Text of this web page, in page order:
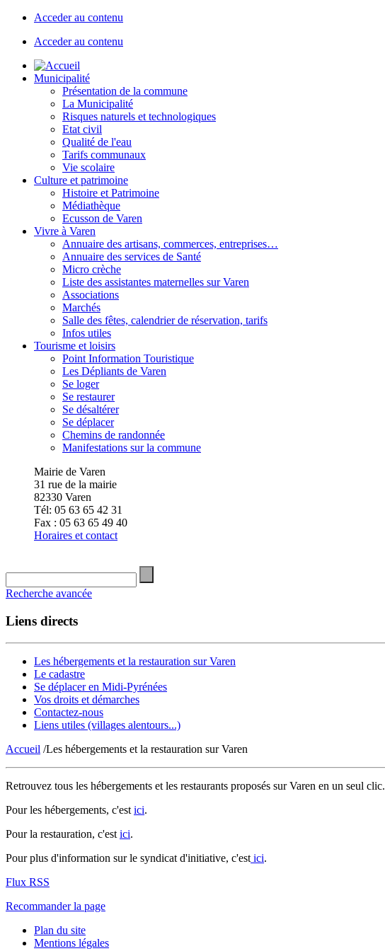
Acceder au contenu
Acceder au contenu
Municipalité
Présentation de la commune
La Municipalité
Risques naturels et technologiques
Etat civil
Qualité de l'eau
Tarifs communaux
Vie scolaire
Culture et patrimoine
Histoire et Patrimoine
Médiathèque
Ecusson de Varen
Vivre à Varen
Annuaire des artisans, commerces, entreprises…
Annuaire des services de Santé
Micro crèche
Liste des assistantes maternelles sur Varen
Associations
Marchés
Salle des fêtes, calendrier de réservation, tarifs
Infos utiles
Tourisme et loisirs
Point Information Touristique
Les Dépliants de Varen
Se loger
Se restaurer
Se désaltérer
Se déplacer
Chemins de randonnée
Manifestations sur la commune
Mairie de Varen
31 rue de la mairie
82330 Varen
Tél: 05 63 65 42 31
Fax : 05 63 65 49 40
Horaires et contact
Recherche avancée
Liens directs
Les hébergements et la restauration sur Varen
Le cadastre
Se déplacer en Midi-Pyrénées
Vos droits et démarches
Contactez-nous
Liens utiles (villages alentours...)
Accueil /Les hébergements et la restauration sur Varen
Retrouvez tous les hébergements et les restaurants proposés sur Varen en un seul clic.
Pour les hébergements, c'est ici.
Pour la restauration, c'est ici.
Pour plus d'information sur le syndicat d'initiative, c'est ici.
Flux RSS
Recommander la page
Plan du site
Mentions légales